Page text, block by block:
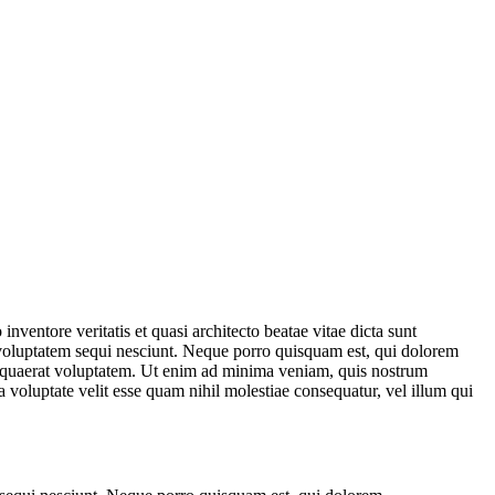
veritatis et quasi architecto beatae vitae dicta sunt
sequi nesciunt. Neque porro quisquam est, qui dolorem
voluptatem. Ut enim ad minima veniam, quis nostrum
velit esse quam nihil molestiae consequatur, vel illum qui